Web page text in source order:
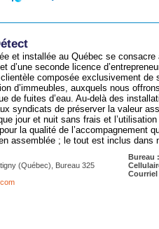
et installée au Québec se
d’une seconde licence
composée exclusivement
d’immeubles, auxquels nous
de fuites d’eau. Au-delà des
syndicats de préserver la valeur
jour et nuit sans frais et
la qualité de l’accompagnement
assemblée ; le tout est inclus
(Québec), Bureau 325
Bureau :
Courriel